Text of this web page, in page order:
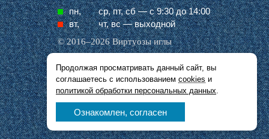
пн,
ср, пт, cб — с 9:30 до 14:00
вт,
чт, вс — выходной
© 2016–2026 Виртуозы иглы
Все названия производителей, символика и
описания, присутствующие в наших картинках
и тексте, используются исключительно в целях
идентификации.
Продолжая просматривать данный сайт, вы
соглашаетесь с использованием cookies и
политикой обработки персональных данных.
Ознакомлен, согласен